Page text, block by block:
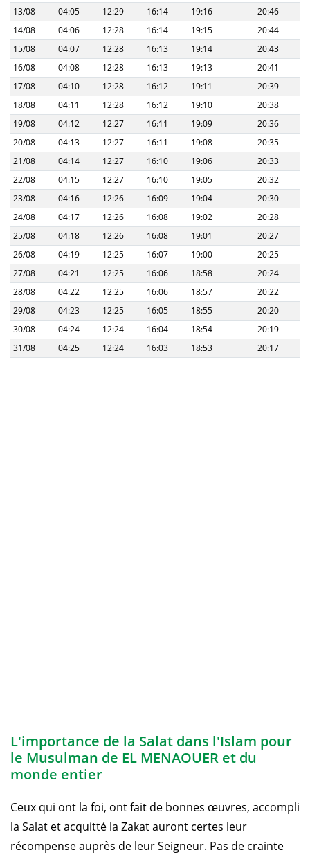
13/08
04:05 12:29 16:14 19:16
20:46
14/08
04:06 12:28 16:14 19:15
20:44
15/08
04:07 12:28 16:13 19:14
20:43
16/08
04:08 12:28 16:13 19:13
20:41
17/08
04:10 12:28 16:12 19:11
20:39
18/08
04:11 12:28 16:12 19:10
20:38
19/08
04:12 12:27 16:11 19:09
20:36
20/08
04:13 12:27 16:11 19:08
20:35
21/08
04:14 12:27 16:10 19:06
20:33
22/08
04:15 12:27 16:10 19:05
20:32
23/08
04:16 12:26 16:09 19:04
20:30
24/08
04:17 12:26 16:08 19:02
20:28
25/08
04:18 12:26 16:08 19:01
20:27
26/08
04:19 12:25 16:07 19:00
20:25
27/08
04:21 12:25 16:06 18:58
20:24
28/08
04:22 12:25 16:06 18:57
20:22
29/08
04:23 12:25 16:05 18:55
20:20
30/08
04:24 12:24 16:04 18:54
20:19
31/08
04:25 12:24 16:03 18:53 20:17
L'importance de la Salat dans l'Islam pour
le Musulman de EL MENAOUER et du
monde entier
Ceux qui ont la foi, ont fait de bonnes œuvres, accompli
la Salat et acquitté la Zakat auront certes leur
récompense auprès de leur Seigneur. Pas de crainte